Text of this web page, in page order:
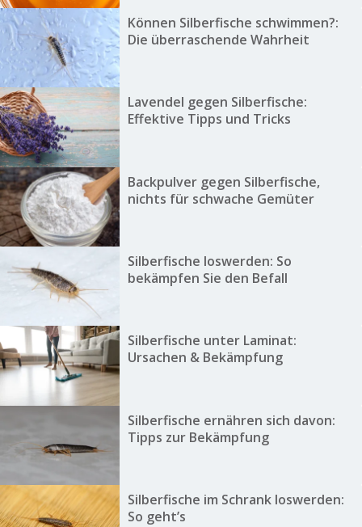
Können Silberfische schwimmen?:
Die überraschende Wahrheit
Lavendel gegen Silberfische:
Effektive Tipps und Tricks
Backpulver gegen Silberfische,
nichts für schwache Gemüter
Silberfische loswerden: So
bekämpfen Sie den Befall
Silberfische unter Laminat:
Ursachen & Bekämpfung
Silberfische ernähren sich davon:
Tipps zur Bekämpfung
Silberfische im Schrank loswerden:
So geht’s